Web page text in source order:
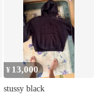
¥ 13,000
stussy black